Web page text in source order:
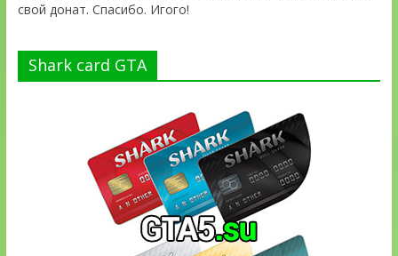
свой донат. Спасибо. Игого!
Shark card GTA